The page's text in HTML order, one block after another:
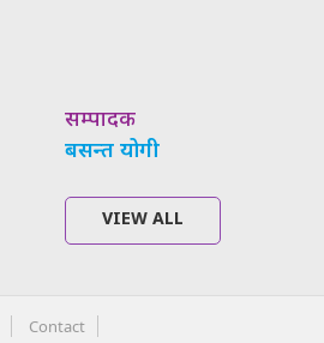
सम्पादक
बसन्त योगी
VIEW ALL
Contact